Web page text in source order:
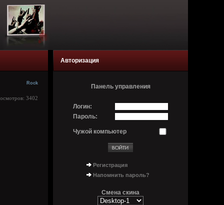
Rock
3402
Авторизация
Панель управления
Логин:
Пароль:
Чужой компьютер
Регистрация
Напомнить пароль?
Смена скина